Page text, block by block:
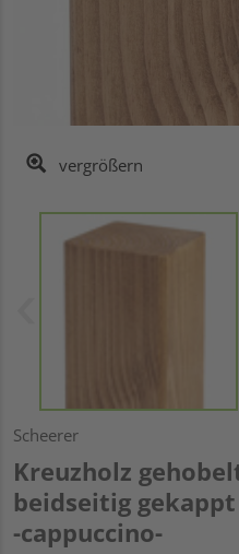
vergrößern
Scheerer
Kreuzholz
beidseitig
-cappuccino-